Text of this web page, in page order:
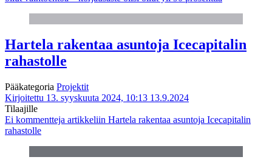
Hartela rakentaa asuntoja Icecapitalin
rahastolle
Pääkategoria Projektit
Kirjoitettu 13. syyskuuta 2024, 10:13 13.9.2024
Tilaajille
Ei kommentteja artikkeliin Hartela rakentaa asuntoja Icecapitalin
rahastolle